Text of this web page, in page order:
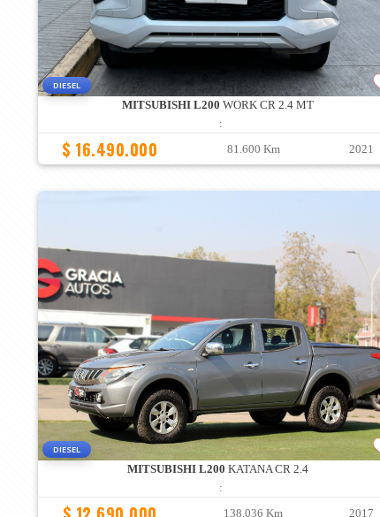
DIESEL
MITSUBISHI L200 WORK CR 2.4 MT
:
$ 16.490.000 81.600 Km 2021
DIESEL
MITSUBISHI L200 KATANA CR 2.4
:
138.036 Km 2017